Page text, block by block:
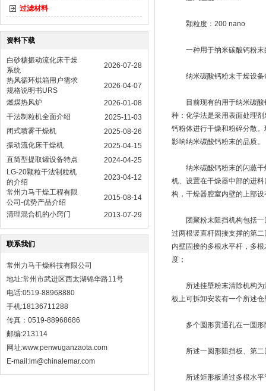
过滤材料
资料下载
白砂糖振动流化床干燥
系统
2026-07-28
热风循环烘箱用户需求
规格说明书URS
2026-04-07
燃煤热风炉
2026-01-08
干法制粒机全面介绍
2025-11-03
闭式喷雾干燥机
2025-08-26
振动流化床干燥机
2025-04-15
直筒型提取罐设备特点
2024-04-25
LG-20颗粒干法制粒机
的介绍
2023-04-12
常州力马干燥工程有限
公司-优势产品介绍
2015-08-14
清理混合机的小窍门
2013-07-29
联系我们
常州力马干燥科技有限公司
地址:常州市武进区西太湖锦华路11号
电话:0519-88968880
手机:18136711288
传真：0519-88968686
邮编:213114
网址:www.penwuganzaota.com
E-mail:lm@chinalemar.com
颗粒度：200 nano
一种用于纳米碳酸钙粉末
纳米碳酸钙粉末干燥设备
目前现有的用于纳米碳酸
种：化学法是采用表面处理
钙粉体进行干燥和粉碎分散
影响纳米碳酸钙粉末的品质。
纳米碳酸钙粉末的闪蒸干
机、设置在干燥器中部的进
构，干燥器腔室内壁的上部
团聚粉末阻挡机构包括一
过两根竖直杆固接支撑的第
内壁固接的多根水平杆，多
度；
所述挂壁粉末清除机构为
板上可拆卸安装有一个所述仓
多个圆形贯通孔在一圆形
所述一圆形阻挡板、第二
所述矩形板通过多根水平